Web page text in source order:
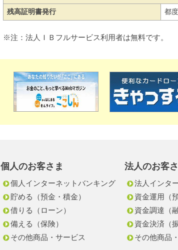
残高証明書発行 都
※注：法人ＩＢフルサービス利用者は無料です。
個人のお客さま
個人インターネットバンキング
貯める（預金・積金）
借りる（ローン）
備える（保険）
その他商品・サービス
法人のお客
法人インタ
資金運用（
資金調達（
資金決済（
その他商品